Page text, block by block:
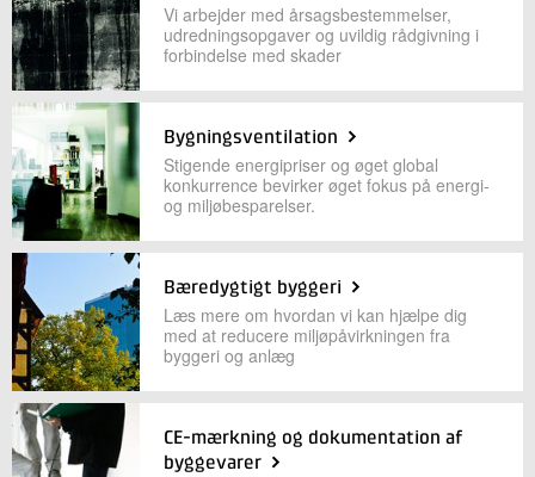
Vi arbejder med årsagsbestemmelser,
udredningsopgaver og uvildig rådgivning i
forbindelse med skader
Bygningsventilation
Stigende energipriser og øget global
konkurrence bevirker øget fokus på energi-
og miljøbesparelser.
Bæredygtigt byggeri
Læs mere om hvordan vi kan hjælpe dig
med at reducere miljøpåvirkningen fra
byggeri og anlæg
CE-mærkning og dokumentation af
byggevarer